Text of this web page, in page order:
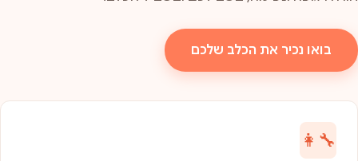
בואו נכיר את הכלב שלכם
👩‍🔧